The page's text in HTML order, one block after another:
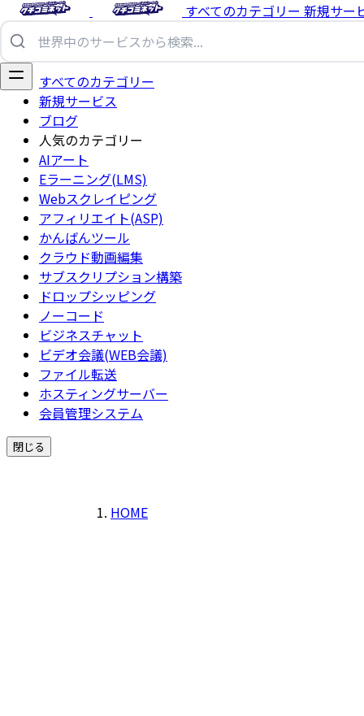
すべてのカテゴリー 新規サー
すべてのカテゴリー
新規サービス
ブログ
人気のカテゴリー
AIアート
Eラーニング(LMS)
Webスクレイピング
アフィリエイト(ASP)
かんばんツール
クラウド動画編集
サブスクリプション構築
ドロップシッピング
ノーコード
ビジネスチャット
ビデオ会議(WEB会議)
ファイル転送
ホスティングサーバー
会員管理システム
閉じる
HOME